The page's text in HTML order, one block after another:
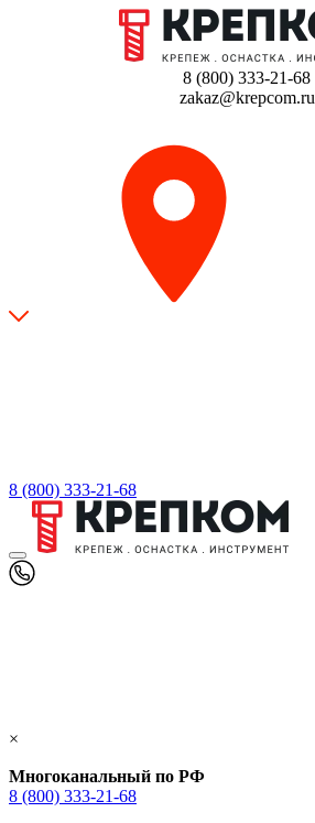
8 (800) 333-21-68
zakaz@krepcom.ru
8 (800) 333-21-68
×
Многоканальный по РФ
8 (800) 333‑21-68